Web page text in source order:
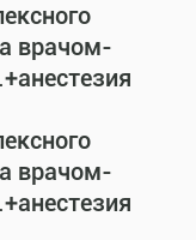
врачом-
врачом-